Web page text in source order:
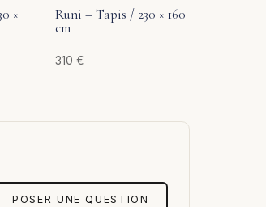
×
Runi – Tapis / 230 × 160
cm
310€
POSER UNE QUESTION